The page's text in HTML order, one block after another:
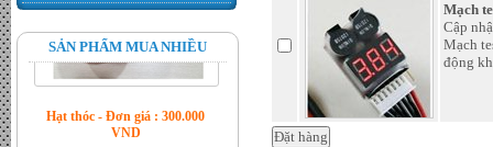
SẢN PHẨM MUA NHIỀU
Hạt thóc - Đơn giá : 300.000
VND
Mạch
Cập
Mạch
động